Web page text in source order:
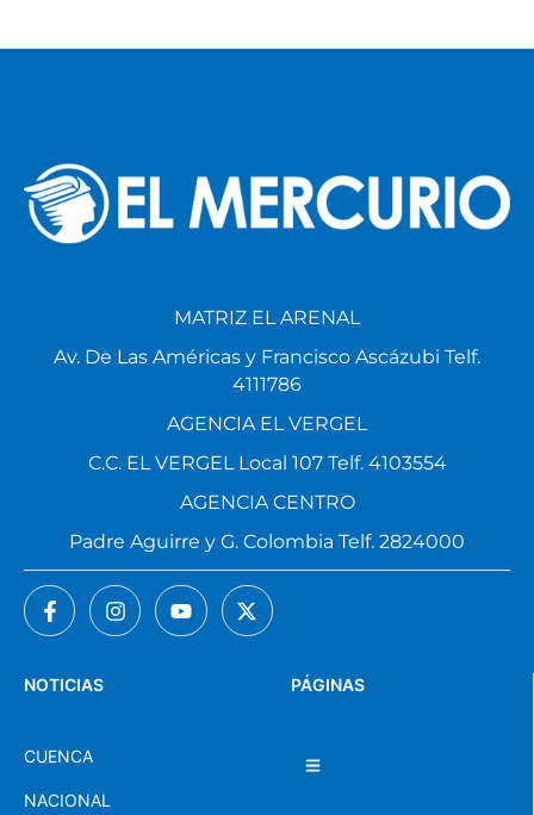
PÁGINAS
NOTICIAS
CUENCA
NACIONAL
MATRIZ EL ARENAL
Av. De Las Américas y Francisco Ascázubi Telf.
4111786
AGENCIA EL VERGEL
C.C. EL VERGEL Local 107 Telf. 4103554
AGENCIA CENTRO
Padre Aguirre y G. Colombia Telf. 2824000